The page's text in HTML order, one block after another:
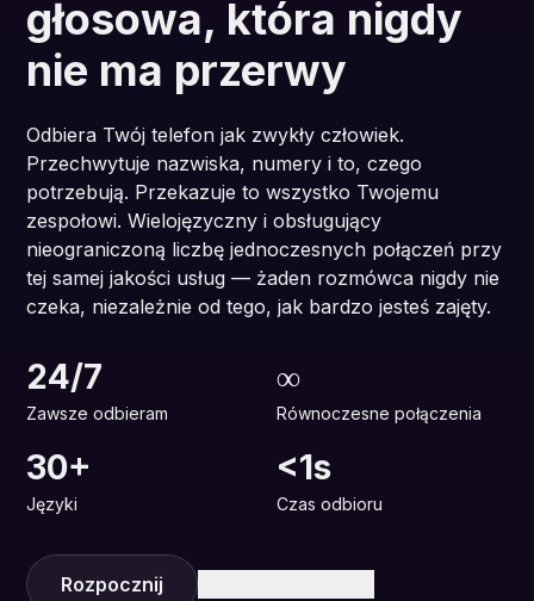
głosowa, która nigdy
nie ma przerwy
Odbiera Twój telefon jak zwykły człowiek.
Przechwytuje nazwiska, numery i to, czego
potrzebują. Przekazuje to wszystko Twojemu
zespołowi. Wielojęzyczny i obsługujący
nieograniczoną liczbę jednoczesnych połączeń przy
tej samej jakości usług — żaden rozmówca nigdy nie
czeka, niezależnie od tego, jak bardzo jesteś zajęty.
24/7
Zawsze odbieram
∞
Równoczesne połączenia
30+
Języki
<1s
Czas odbioru
Rozpocznij